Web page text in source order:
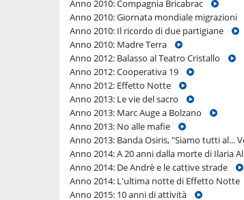
Anno 2010: Compagnia Bricabrac
Anno 2010: Giornata mondiale migrazioni
Anno 2010: Il ricordo di due partigiane
Anno 2010: Madre Terra
Anno 2012: Balasso al Teatro Cristallo
Anno 2012: Cooperativa 19
Anno 2012: Effetto Notte
Anno 2013: Le vie del sacro
Anno 2013: Marc Auge a Bolzano
Anno 2013: No alle mafie
Anno 2013: Banda Osiris, "Siamo tutti al...
Anno 2014: A 20 anni dalla morte di Ilaria
Anno 2014: De Andrè e le cattive strade
Anno 2014: L'ultima notte di Effetto Notte
Anno 2015: 10 anni di attività